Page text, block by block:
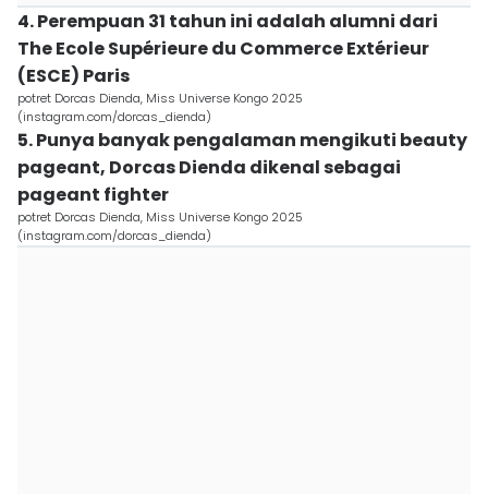
4. Perempuan 31 tahun ini adalah alumni dari
The Ecole Supérieure du Commerce Extérieur
(ESCE) Paris
potret Dorcas Dienda, Miss Universe Kongo 2025
(instagram.com/dorcas_dienda)
5. Punya banyak pengalaman mengikuti beauty
pageant, Dorcas Dienda dikenal sebagai
pageant fighter
potret Dorcas Dienda, Miss Universe Kongo 2025
(instagram.com/dorcas_dienda)